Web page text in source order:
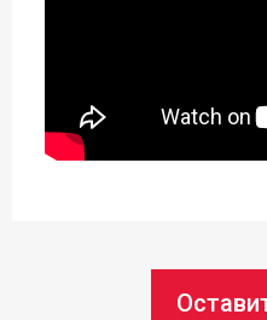
8,5 см
Страна